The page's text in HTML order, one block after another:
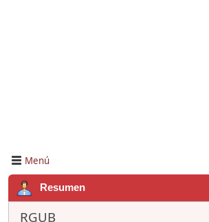
Menú
Resumen
RGUB